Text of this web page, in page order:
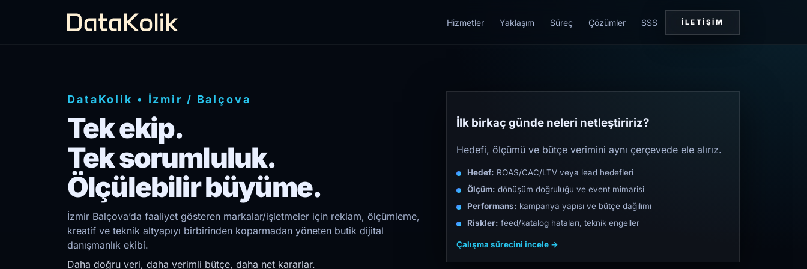
Hizmetler Yaklaşım Süreç Çözümler SSS İLETIŞIM
DataKolik • İzmir / Balçova
Tek ekip.
Tek sorumluluk.
Ölçülebilir büyüme.
İzmir Balçova’da faaliyet gösteren markalar/işletmeler için reklam, ölçümleme,
kreatif ve teknik altyapıyı birbirinden koparmadan yöneten butik dijital
danışmanlık ekibi.
Daha doğru veri, daha verimli bütçe, daha net kararlar.
İlk birkaç günde neleri netleştiririz?
Hedefi, ölçümü ve bütçe verimini aynı çerçevede ele alırız.
Hedef: ROAS/CAC/LTV veya lead hedefleri
Ölçüm: dönüşüm doğruluğu ve event mimarisi
Performans: kampanya yapısı ve bütçe dağılımı
Riskler: feed/katalog hataları, teknik engeller
Çalışma sürecini incele →